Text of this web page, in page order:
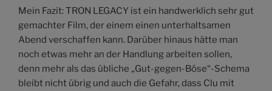
Mein Fazit: TRON LEGACY ist ein handwerklich sehr gut
gemachter Film, der einem einen unterhaltsamen
Abend verschaffen kann. Darüber hinaus hätte man
noch etwas mehr an der Handlung arbeiten sollen,
denn mehr als das übliche „Gut-gegen-Böse“-Schema
bleibt nicht übrig und auch die Gefahr, dass Clu mit